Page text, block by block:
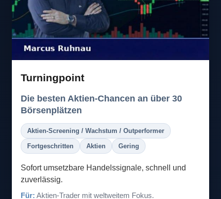
Turningpoint
Die besten Aktien-Chancen an über 30
Börsenplätzen
Aktien-Screening / Wachstum / Outperformer
Fortgeschritten Aktien Gering
Sofort umsetzbare Handelssignale, schnell und
zuverlässig.
Für: Aktien-Trader mit weltweitem Fokus.